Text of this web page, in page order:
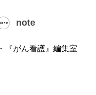
note
・『がん看護』編集室